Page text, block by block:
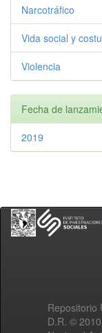
Narcotráfico
Vida social y
Violencia
Fecha de
2019
Repositorio
D.R. ©